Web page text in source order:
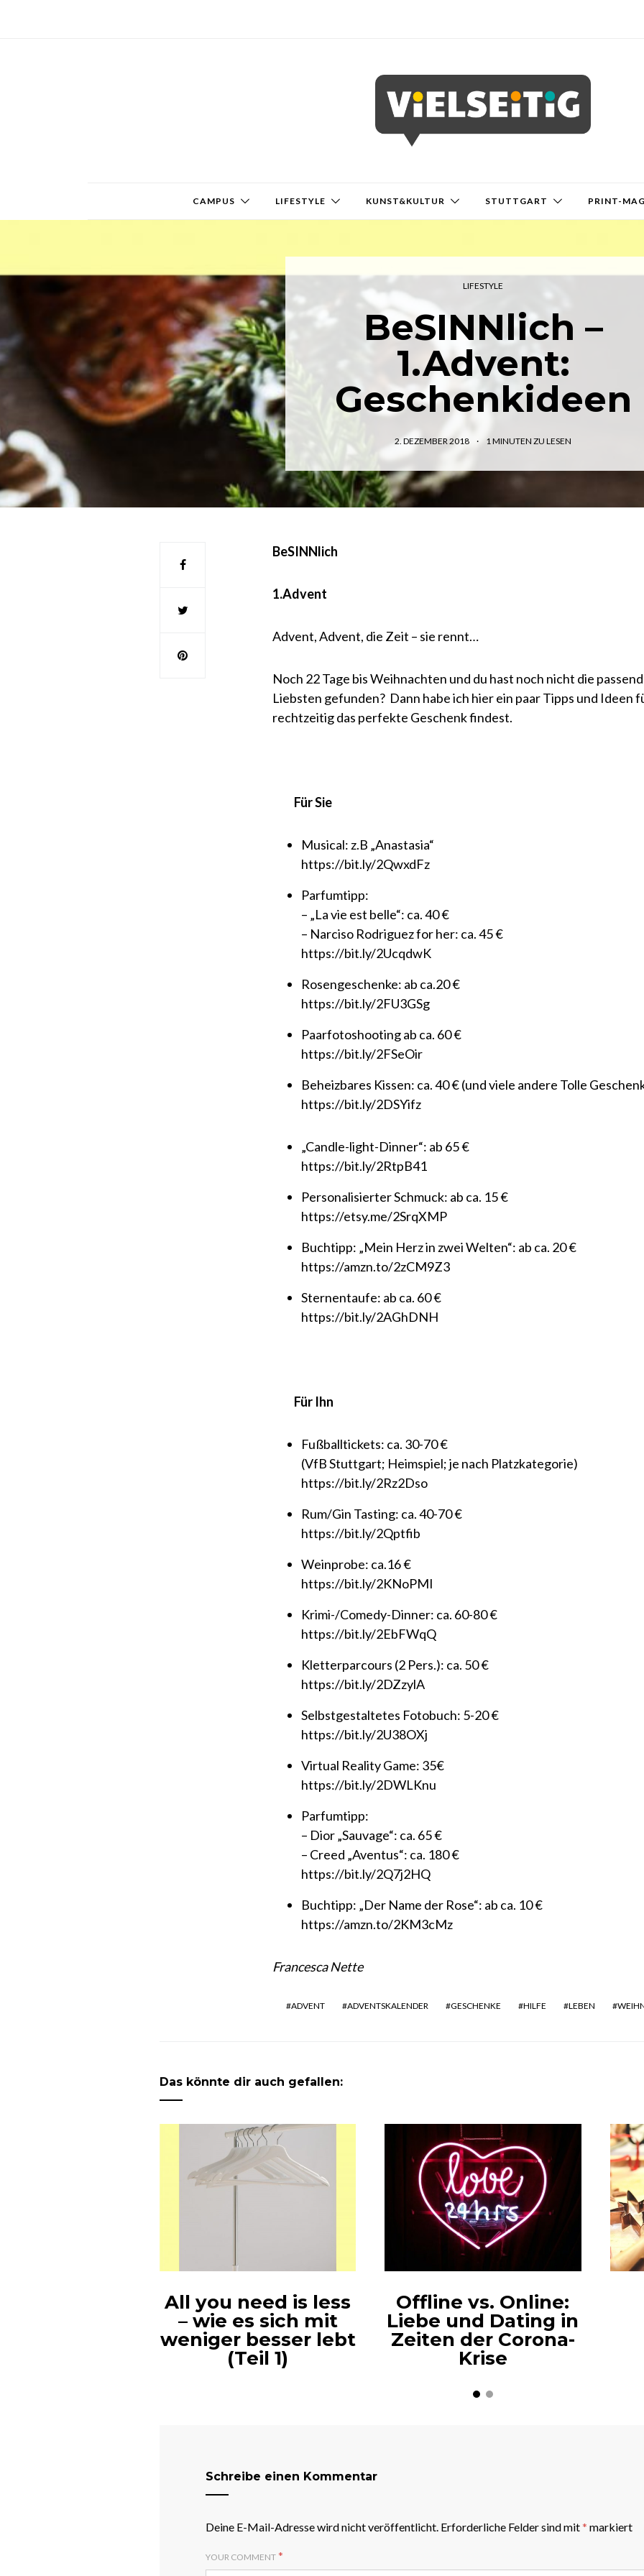
CAMPUS LIFESTYLE KUNST&KULTUR STUTTGART PRINT-
LIFESTYLE
BeSINNlich –
1.Advent:
Geschenkideen
2. DEZEMBER 2018 1MINUTEN ZU LESEN
BeSINNlich
1.Advent
Advent, Advent, die Zeit – sie rennt…
Noch 22 Tage bis Weihnachten und du hast noch nicht die
Liebsten gefunden? Dann habe ich hier ein paar Tipps und Ideen
rechtzeitig das perfekte Geschenk findest.
Für Sie
Musical: z.B „Anastasia“
https://bit.ly/2QwxdFz
Parfumtipp:
– „La vie est belle“: ca. 40 €
– Narciso Rodriguez for her: ca. 45 €
https://bit.ly/2UcqdwK
Rosengeschenke: ab ca.20 €
https://bit.ly/2FU3GSg
Paarfotoshooting ab ca. 60 €
https://bit.ly/2FSeOir
Beheizbares Kissen: ca. 40 € (und viele andere Tolle
https://bit.ly/2DSYifz
„Candle-light-Dinner“: ab 65 €
https://bit.ly/2RtpB41
Personalisierter Schmuck: ab ca. 15 €
https://etsy.me/2SrqXMP
Buchtipp: „Mein Herz in zwei Welten“: ab ca. 20 €
https://amzn.to/2zCM9Z3
Sternentaufe: ab ca. 60 €
https://bit.ly/2AGhDNH
Für Ihn
Fußballtickets: ca. 30-70 €
(VfB Stuttgart; Heimspiel; je nach Platzkategorie)
https://bit.ly/2Rz2Dso
Rum/Gin Tasting: ca. 40-70 €
https://bit.ly/2Qptfib
Weinprobe: ca.16 €
https://bit.ly/2KNoPMI
Krimi-/Comedy-Dinner: ca. 60-80 €
https://bit.ly/2EbFWqQ
Kletterparcours (2 Pers.): ca. 50 €
https://bit.ly/2DZzylA
Selbstgestaltetes Fotobuch: 5-20 €
https://bit.ly/2U38OXj
Virtual Reality Game: 35€
https://bit.ly/2DWLKnu
Parfumtipp:
– Dior „Sauvage“: ca. 65 €
– Creed „Aventus“: ca. 180 €
https://bit.ly/2Q7j2HQ
Buchtipp: „Der Name der Rose“: ab ca. 10 €
https://amzn.to/2KM3cMz
Francesca Nette
ADVENT ADVENTSKALENDER GESCHENKE HILFE LEBEN
Das könnte dir auch gefallen:
All you need is less
– wie es sich mit
weniger besser lebt
(Teil 1)
Offline vs. Online:
Liebe und Dating in
Zeiten der Corona-
Krise
Schreibe einen Kommentar
Deine E-Mail-Adresse wird nicht veröffentlicht. Erforderliche Felder sind mit* markiert
YOUR COMMENT *